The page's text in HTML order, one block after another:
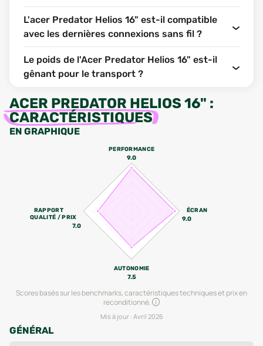
L'acer Predator Helios 16" est-il compatible
avec les dernières connexions sans fil ?
Le poids de l'Acer Predator Helios 16" est-il
gênant pour le transport ?
ACER PREDATOR HELIOS 16" :
CARACTÉRISTIQUES
EN GRAPHIQUE
PERFORMANCE
9.0
ÉCRAN
9.0
AUTONOMIE
7.5
RAPPORT
QUALITÉ / PRIX
7.0
Scores basés sur les benchmarks, caractéristiques techniques et prix en
reconditionné.
Mis à jour : Avril 2026
GÉNÉRAL